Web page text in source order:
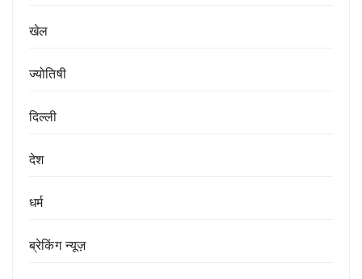
खेल
ज्योतिषी
दिल्ली
देश
धर्म
ब्रेकिंग न्यूज़